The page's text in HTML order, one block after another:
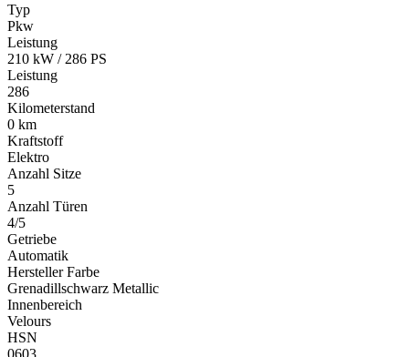
Typ
Pkw
Leistung
210 kW / 286 PS
Leistung
286
Kilometerstand
0 km
Kraftstoff
Elektro
Anzahl Sitze
5
Anzahl Türen
4/5
Getriebe
Automatik
Hersteller Farbe
Grenadillschwarz Metallic
Innenbereich
Velours
HSN
0603